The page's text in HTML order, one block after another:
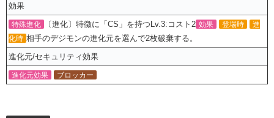
効果
特殊進化 〔進化〕特徴に「CS」を持つLv.3:コスト2 効果 登場時
進
化時 相手のデジモンの進化元を選んで2枚破棄する。
進化元/セキュリティ効果
進化元効果 ブロッカー